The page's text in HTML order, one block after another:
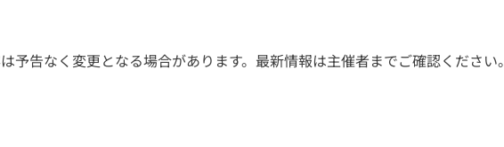
告なく変更となる場合があります。最新情報は主催者までご確認ください。